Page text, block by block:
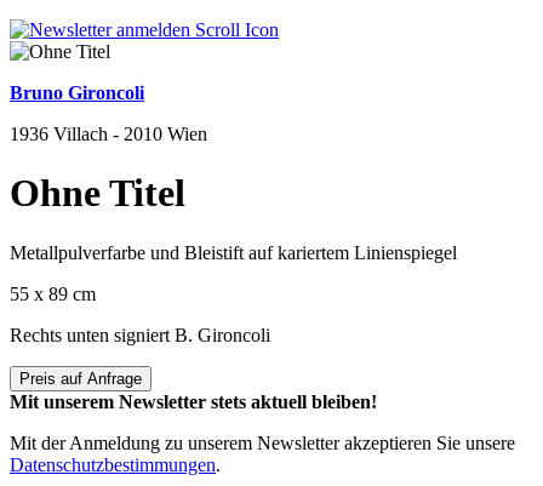
Bruno Gironcoli
1936 Villach - 2010 Wien
Ohne Titel
Metallpulverfarbe und Bleistift auf kariertem Linienspiegel
55 x 89 cm
Rechts unten signiert B. Gironcoli
Preis auf Anfrage
Mit unserem Newsletter stets aktuell bleiben!
Mit der Anmeldung zu unserem Newsletter akzeptieren Sie unsere
Datenschutzbestimmungen.